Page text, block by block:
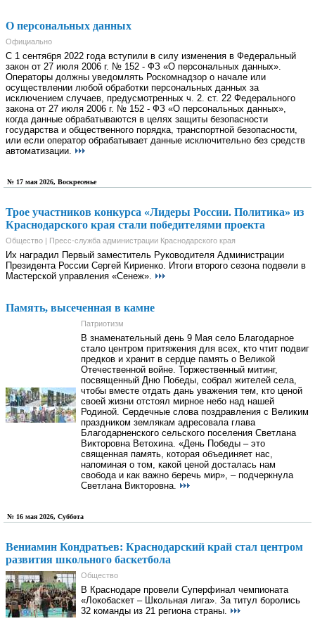
О персональных данных
Официально
С 1 сентября 2022 года вступили в силу изменения в Федеральный
закон от 27 июля 2006 г. № 152 - ФЗ «О персональных данных».
Операторы должны уведомлять Роскомнадзор о начале или
осуществлении любой обработки персональных данных за
исключением случаев, предусмотренных ч. 2. ст. 22 Федерального
закона от 27 июля 2006 г. № 152 - ФЗ «О персональных данных»,
когда данные обрабатываются в целях защиты безопасности
государства и общественного порядка, транспортной безопасности,
или если оператор обрабатывает данные исключительно без средств
автоматизации.
№ 17 мая 2026, Воскресенье
Трое участников конкурса «Лидеры России. Политика» из
Краснодарского края стали победителями проекта
Общество | Пресс-служба администрации Краснодарского края
Их наградил Первый заместитель Руководителя Администрации
Президента России Сергей Кириенко. Итоги второго сезона подвели в
Мастерской управления «Сенеж».
Память, высеченная в камне
Патриотизм
В знаменательный день 9 Мая село Благодарное
стало центром притяжения для всех, кто чтит подвиг
предков и хранит в сердце память о Великой
Отечественной войне. Торжественный митинг,
посвященный Дню Победы, собрал жителей села,
чтобы вместе отдать дань уважения тем, кто ценой
своей жизни отстоял мирное небо над нашей
Родиной. Сердечные слова поздравления с Великим
праздником землякам адресовала глава
Благодарненского сельского поселения Светлана
Викторовна Ветохина. «День Победы – это
священная память, которая объединяет нас,
напоминая о том, какой ценой досталась нам
свобода и как важно беречь мир», – подчеркнула
Светлана Викторовна.
№ 16 мая 2026, Суббота
Вениамин Кондратьев: Краснодарский край стал центром
развития школьного баскетбола
Общество
В Краснодаре провели Суперфинал чемпионата
«Локобаскет – Школьная лига». За титул боролись
32 команды из 21 региона страны.